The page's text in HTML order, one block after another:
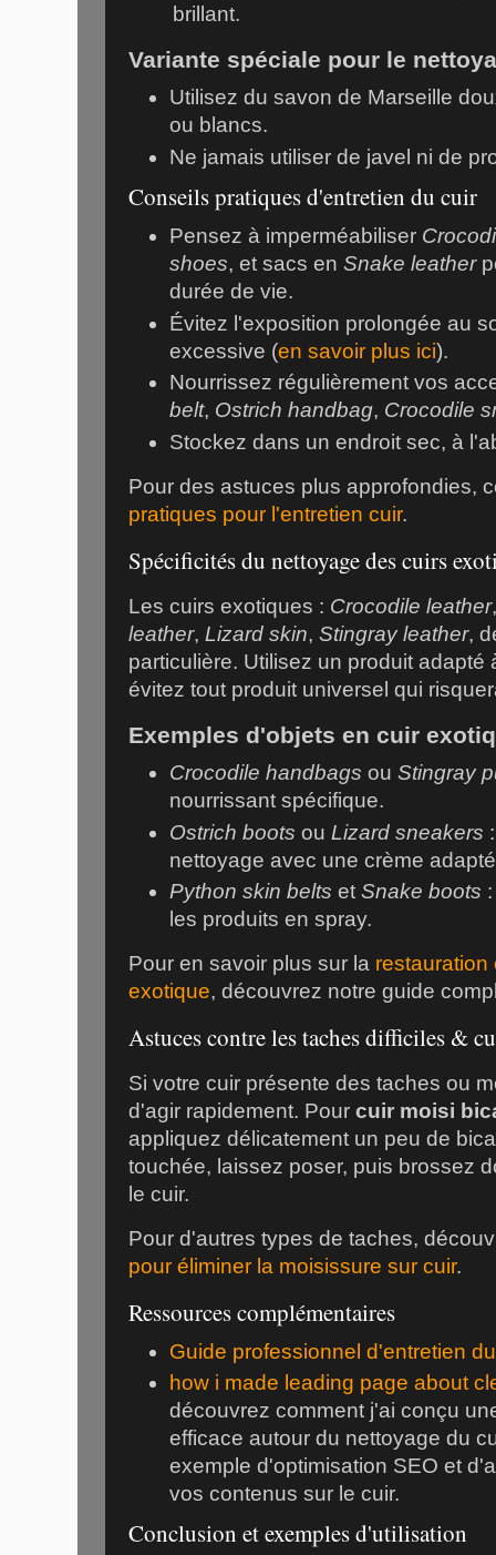
brillant.
Variante spéciale pour le
Utilisez du savon de Marseille
ou blancs.
Ne jamais utiliser de javel ni de
Conseils pratiques d'entretien du cuir
Pensez à imperméabiliser
shoes, et sacs enSnake leather
durée de vie.
Évitez l'exposition prolongée au
excessive (en savoir plus ici).
Nourrissez régulièrement vos
belt, Ostrich handbag, Crocodile
Stockez dans un endroit sec, à
Pour des astuces plus approfondies,
pratiques pour l'entretien cuir.
Spécificités du nettoyage des cuirs
Les cuirs exotiques : Crocodile leather
leather, Lizard skin, Stingray leather,
particulière. Utilisez un produit
évitez tout produit universel qui
Exemples d'objets en cuir
Crocodile handbags ouStingray
nourrissant spécifique.
Ostrich boots ou Lizard sneakers
nettoyage avec une crème
Python skin belts etSnake boots
les produits en spray.
Pour en savoir plus sur la restauration
exotique, découvrez notre guide
Astuces contre les taches difficiles &
Si votre cuir présente des taches ou
d'agir rapidement. Pour cuir moisi
appliquez délicatement un peu de
touchée, laissez poser, puis brossez
le cuir.
Pour d'autres types de taches,
pour éliminer la moisissure sur cuir.
Ressources complémentaires
Guide professionnel d'entretien
how i made leading page about
découvrez comment j'ai conçu
efficace autour du nettoyage du
exemple d'optimisation SEO et
vos contenus sur le cuir.
Conclusion et exemples d'utilisation